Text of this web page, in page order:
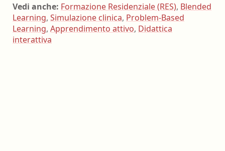
Vedi anche: Formazione Residenziale (RES), Blended
Learning, Simulazione clinica, Problem-Based
Learning, Apprendimento attivo, Didattica
interattiva